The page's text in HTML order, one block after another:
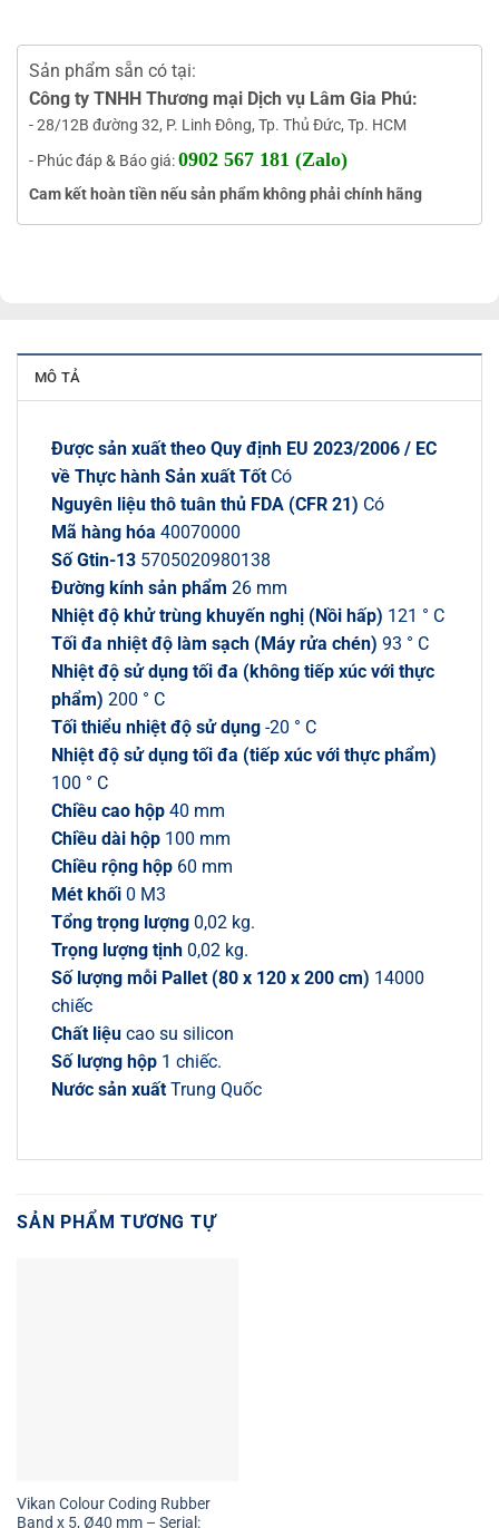
Sản phẩm sẵn có tại:
Công ty TNHH Thương mại Dịch vụ Lâm Gia Phú:
- 28/12B đường 32, P. Linh Đông, Tp. Thủ Đức, Tp. HCM
- Phúc đáp & Báo giá:0902 567 181 (Zalo)
Cam kết hoàn tiền nếu sản phẩm không phải chính hãng
MÔ TẢ
Được sản xuất theo Quy định EU 2023/2006 / EC
về Thực hành Sản xuất Tốt Có
Nguyên liệu thô tuân thủ FDA (CFR 21) Có
Mã hàng hóa 40070000
Số Gtin-13 5705020980138
Đường kính sản phẩm 26 mm
Nhiệt độ khử trùng khuyến nghị (Nồi hấp) 121 ° C
Tối đa nhiệt độ làm sạch (Máy rửa chén) 93 ° C
Nhiệt độ sử dụng tối đa (không tiếp xúc với thực
phẩm) 200 ° C
Tối thiểu nhiệt độ sử dụng -20 ° C
Nhiệt độ sử dụng tối đa (tiếp xúc với thực phẩm)
100 ° C
Chiều cao hộp 40 mm
Chiều dài hộp 100 mm
Chiều rộng hộp 60 mm
Mét khối 0 M3
Tổng trọng lượng 0,02 kg.
Trọng lượng tịnh 0,02 kg.
Số lượng mỗi Pallet (80 x 120 x 200 cm) 14000
chiếc
Chất liệu cao su silicon
Số lượng hộp 1 chiếc.
Nước sản xuất Trung Quốc
SẢN PHẨM TƯƠNG TỰ
Vikan Colour Coding Rubber
Band x 5, Ø40 mm – Serial: